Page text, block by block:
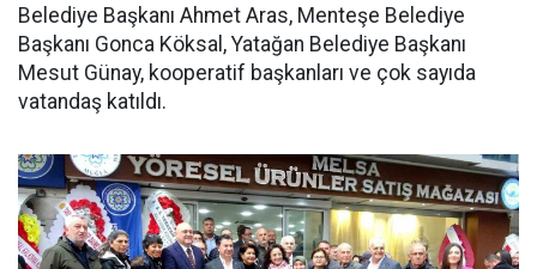
Belediye Başkanı Ahmet Aras, Menteşe Belediye
Başkanı Gonca Köksal, Yatağan Belediye Başkanı
Mesut Günay, kooperatif başkanları ve çok sayıda
vatandaş katıldı.